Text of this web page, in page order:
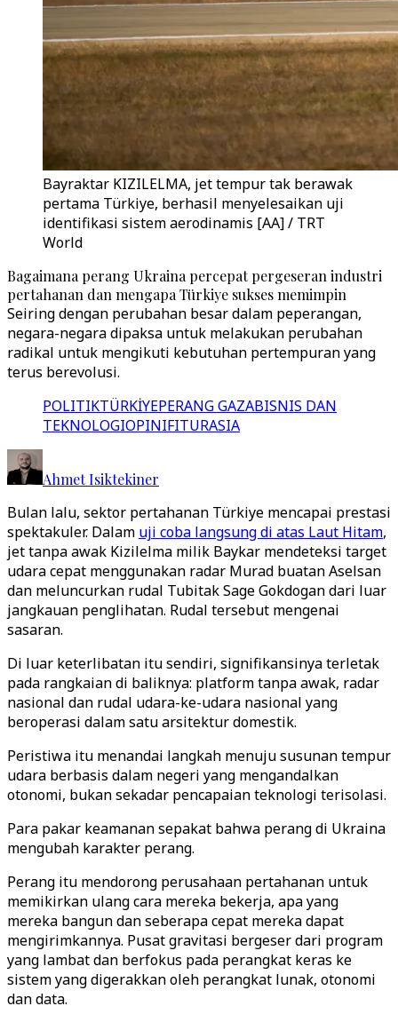
Bayraktar KIZILELMA, jet tempur tak berawak
pertama Türkiye, berhasil menyelesaikan uji
identifikasi sistem aerodinamis [AA] / TRT
World
Bagaimana perang Ukraina percepat pergeseran industri
pertahanan dan mengapa Türkiye sukses memimpin
Seiring dengan perubahan besar dalam peperangan,
negara-negara dipaksa untuk melakukan perubahan
radikal untuk mengikuti kebutuhan pertempuran yang
terus berevolusi.
POLITIKTÜRKİYEPERANG GAZABISNIS DAN
TEKNOLOGIOPINIFITURASIA
Ahmet Isiktekiner
Bulan lalu, sektor pertahanan Türkiye mencapai prestasi
spektakuler. Dalam uji coba langsung di atas Laut Hitam,
jet tanpa awak Kizilelma milik Baykar mendeteksi target
udara cepat menggunakan radar Murad buatan Aselsan
dan meluncurkan rudal Tubitak Sage Gokdogan dari luar
jangkauan penglihatan. Rudal tersebut mengenai
sasaran.
Di luar keterlibatan itu sendiri, signifikansinya terletak
pada rangkaian di baliknya: platform tanpa awak, radar
nasional dan rudal udara-ke-udara nasional yang
beroperasi dalam satu arsitektur domestik.
Peristiwa itu menandai langkah menuju susunan tempur
udara berbasis dalam negeri yang mengandalkan
otonomi, bukan sekadar pencapaian teknologi terisolasi.
Para pakar keamanan sepakat bahwa perang di Ukraina
mengubah karakter perang.
Perang itu mendorong perusahaan pertahanan untuk
memikirkan ulang cara mereka bekerja, apa yang
mereka bangun dan seberapa cepat mereka dapat
mengirimkannya. Pusat gravitasi bergeser dari program
yang lambat dan berfokus pada perangkat keras ke
sistem yang digerakkan oleh perangkat lunak, otonomi
dan data.